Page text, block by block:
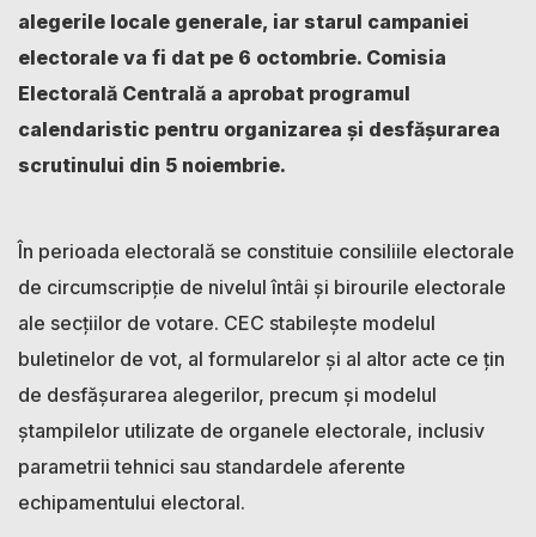
alegerile locale generale, iar starul campaniei
electorale va fi dat pe 6 octombrie. Comisia
Electorală Centrală a aprobat programul
calendaristic pentru organizarea și desfășurarea
scrutinului din 5 noiembrie.
În perioada electorală se constituie consiliile electorale
de circumscripție de nivelul întâi și birourile electorale
ale secțiilor de votare. CEC stabilește modelul
buletinelor de vot, al formularelor și al altor acte ce țin
de desfășurarea alegerilor, precum și modelul
ștampilelor utilizate de organele electorale, inclusiv
parametrii tehnici sau standardele aferente
echipamentului electoral.